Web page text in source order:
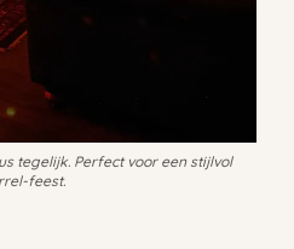
tegelijk. Perfect voor een stijlvol
feest.